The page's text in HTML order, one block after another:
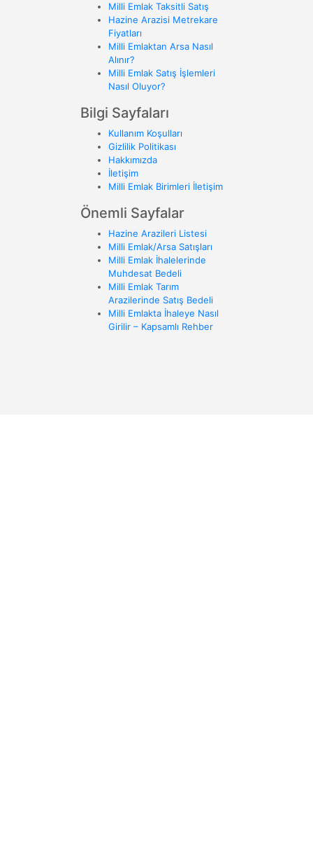
Milli Emlak Taksitli Satış
Hazine Arazisi Metrekare
Fiyatları
Milli Emlaktan Arsa Nasıl
Alınır?
Milli Emlak Satış İşlemleri
Nasıl Oluyor?
Bilgi Sayfaları
Kullanım Koşulları
Gizlilik Politikası
Hakkımızda
İletişim
Milli Emlak Birimleri İletişim
Önemli Sayfalar
Hazine Arazileri Listesi
Milli Emlak/Arsa Satışları
Milli Emlak İhalelerinde
Muhdesat Bedeli
Milli Emlak Tarım
Arazilerinde Satış Bedeli
Milli Emlakta İhaleye Nasıl
Girilir – Kapsamlı Rehber